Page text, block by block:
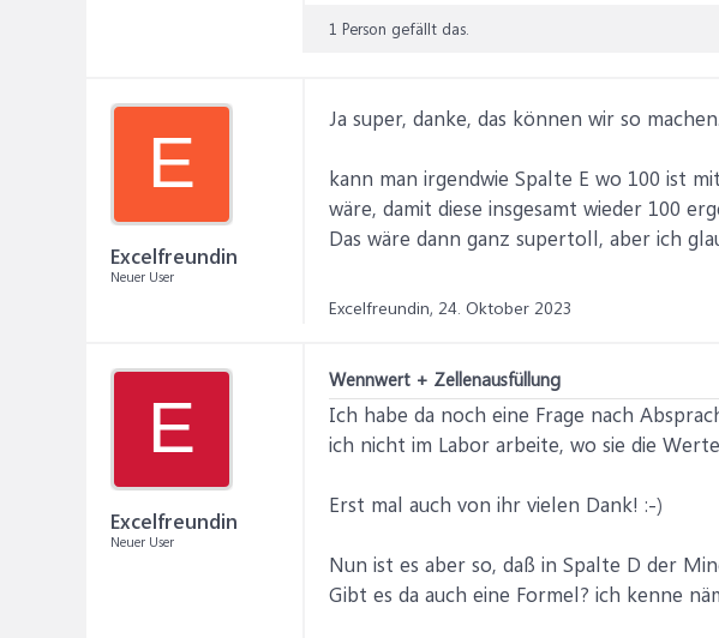
1 Person gefällt das.
E
Excelfreundin
Neuer User
Ja super, danke, das können wir so
kann man irgendwie Spalte E wo 100 ist
wäre, damit diese insgesamt wieder 100
Das wäre dann ganz supertoll, aber ich
Excelfreundin, 24. Oktober 2023
E
Excelfreundin
Neuer User
Wennwert + Zellenausfüllung
Ich habe da noch eine Frage nach
ich nicht im Labor arbeite, wo sie die
Erst mal auch von ihr vielen Dank! :-)
Nun ist es aber so, daß in Spalte D der
Gibt es da auch eine Formel? ich kenne